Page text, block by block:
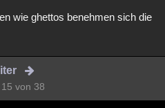
wie ghettos benehmen sich die
von 38